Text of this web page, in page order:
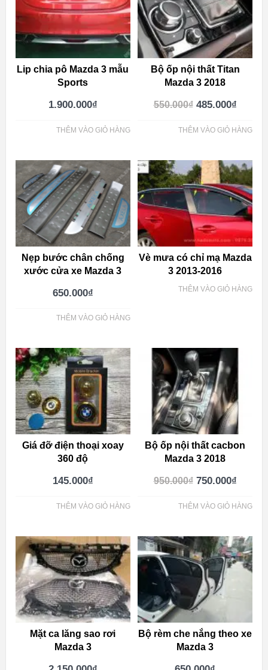
Lip chia pô Mazda 3 mẫu
Sports
1.900.000₫
THÊM VÀO GIỎ HÀNG
Bộ ốp nội thất Titan
Mazda 3 2018
550.000₫ 485.000₫
THÊM VÀO GIỎ HÀNG
Nẹp bước chân chống
xước cửa xe Mazda 3
650.000₫
THÊM VÀO GIỎ HÀNG
Vè mưa có chỉ mạ Mazda
3 2013-2016
THÊM VÀO GIỎ HÀNG
Giá đỡ điện thoại xoay
360 độ
145.000₫
THÊM VÀO GIỎ HÀNG
Bộ ốp nội thất cacbon
Mazda 3 2018
950.000₫ 750.000₫
THÊM VÀO GIỎ HÀNG
Mặt ca lăng sao rơi
Mazda 3
Bộ rèm che nắng theo xe
Mazda 3